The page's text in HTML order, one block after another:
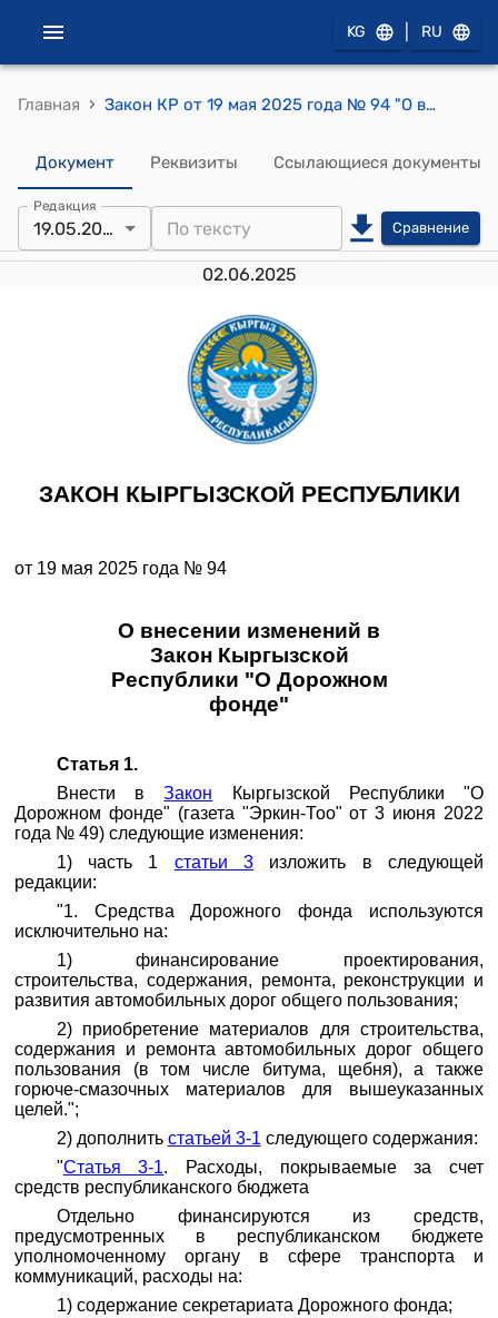
KG RU
Главная › Закон КР от 19 мая 2025 года № 94 "О внесении изменений в Закон Кыргызской Республики "О Дорожном фонде"
Документ Реквизиты Ссылающиеся документы
Редакция
19.05.2025 Сравнение
02.06.2025